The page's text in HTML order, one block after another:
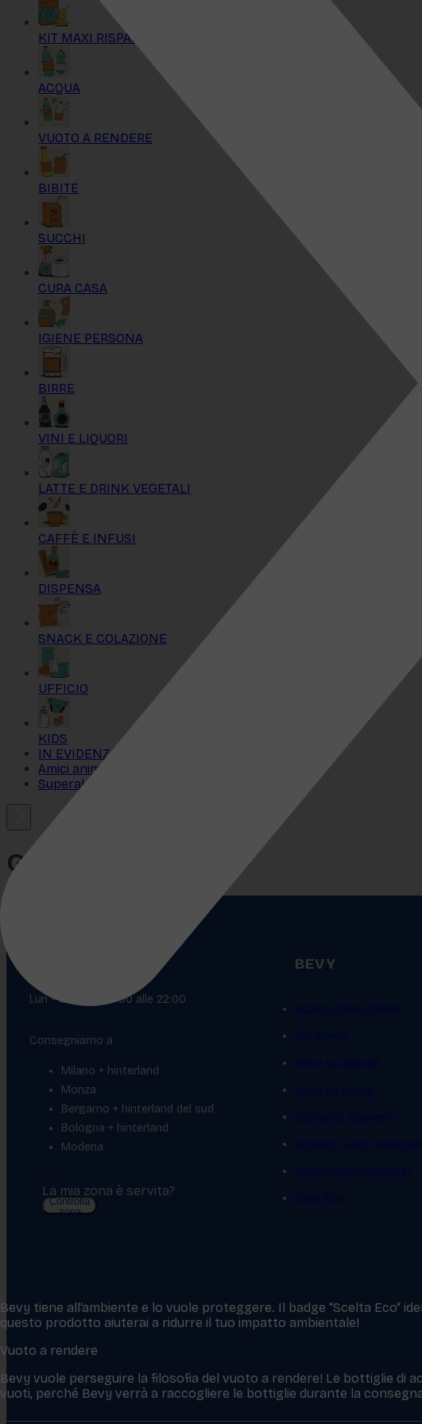
KIT MAXI RISPARMIO
ACQUA
VUOTO A RENDERE
BIBITE
SUCCHI
CURA CASA
IGIENE PERSONA
BIRRE
VINI E LIQUORI
LATTE E DRINK VEGETALI
CAFFÈ E INFUSI
DISPENSA
SNACK E COLAZIONE
UFFICIO
KIDS
IN EVIDENZA
Amici animali
Superalcolici
Bevy tiene all‘ambiente e lo vuole proteggere. Il badge “Scelta
questo prodotto aiuterai a ridurre il tuo impatto ambientale!
Vuoto a rendere
Bevy vuole perseguire la filosofia del vuoto a rendere! Le bottiglie di
vuoti, perché Bevy verrà a raccogliere le bottiglie durante la
Gli indispensabili
Lun - Sab dalle 8:00 alle 22:00
Consegniamo a
Milano + hinterland
Monza
Bergamo + hinterland del sud
Bologna + hinterland
Modena
La mia zona è servita?
Controlla
zona
BEVY